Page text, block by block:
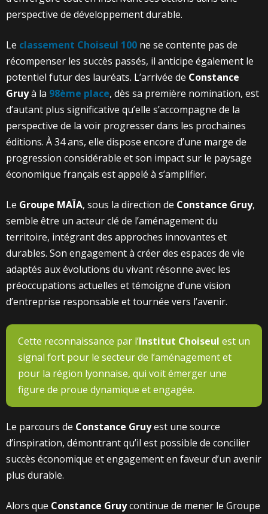
perspective de développement durable.
Le classement Choiseul 100 ne se contente pas de
récompenser les succès passés, il anticipe également le
potentiel futur des lauréats. L’arrivée de Constance
Gruyà la 98ème place, dès sa première nomination, est
d’autant plus significative qu’elle s’accompagne de la
perspective de la voir progresser dans les prochaines
éditions. À 34 ans, elle dispose encore d’une marge de
progression considérable et son impact sur le paysage
économique français est appelé à s’amplifier.
Le Groupe MAÏA, sous la direction de Constance Gruy,
semble être un acteur clé de l’aménagement du
territoire, intégrant des approches innovantes et
durables. Son engagement à créer des espaces de vie
adaptés aux évolutions du vivant résonne avec les
préoccupations actuelles et témoigne d’une vision
d’entreprise responsable et tournée vers l’avenir.
Cette reconnaissance par l’Institut Choiseul est un
signal fort pour le secteur de l’aménagement et
pour la région lyonnaise, qui voit émerger une
figure de proue dynamique et engagée.
Le parcours de Constance Gruyest une source
d’inspiration, démontrant qu’il est possible de concilier
succès économique et engagement en faveur d’un avenir
plus durable.
Alors que Constance Gruycontinue de mener le Groupe